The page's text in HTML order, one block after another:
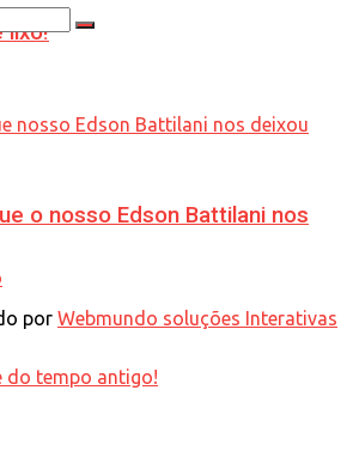
lixo!
o nosso Edson Battilani nos
por Webmundo soluções Interativas